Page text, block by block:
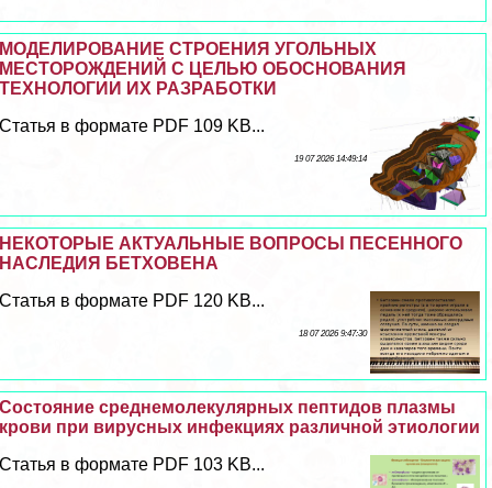
МОДЕЛИРОВАНИЕ СТРОЕНИЯ УГОЛЬНЫХ
МЕСТОРОЖДЕНИЙ С ЦЕЛЬЮ ОБОСНОВАНИЯ
ТЕХНОЛОГИИ ИХ РАЗРАБОТКИ
Статья в формате PDF 109 KB...
19 07 2026 14:49:14
НЕКОТОРЫЕ АКТУАЛЬНЫЕ ВОПРОСЫ ПЕСЕННОГО
НАСЛЕДИЯ БЕТХОВЕНА
Статья в формате PDF 120 KB...
18 07 2026 9:47:30
Состояние среднемолекулярных пептидов плазмы
крови при вирусных инфекциях различной этиологии
Статья в формате PDF 103 KB...